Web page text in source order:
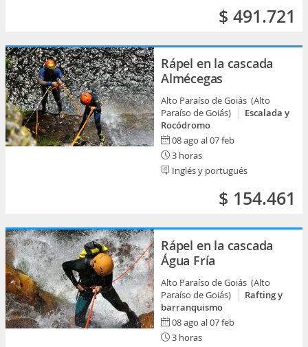
$ 491.721
Rápel en la cascada
Almécegas
Alto Paraíso de Goiás (Alto
Paraíso de Goiás)
Escalada y
Rocódromo
08 ago al 07 feb
3 horas
Inglés y portugués
$ 154.461
Rápel en la cascada
Água Fría
Alto Paraíso de Goiás (Alto
Paraíso de Goiás)
Rafting y
barranquismo
08 ago al 07 feb
3 horas